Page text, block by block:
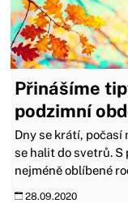
Přinášíme
podzimní
Dny se krátí, počasí
se halit do svetrů.
nejméně oblíbené
28.09.2020